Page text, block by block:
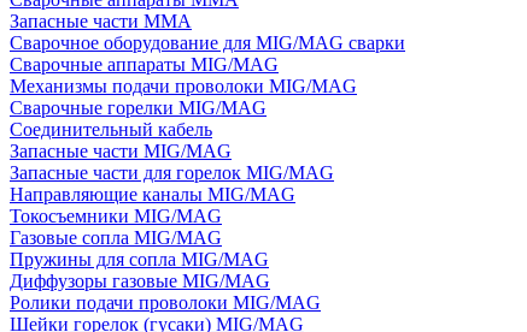
Запасные части MMA
Сварочное оборудование для MIG/MAG сварки
Сварочные аппараты MIG/MAG
Механизмы подачи проволоки MIG/MAG
Сварочные горелки MIG/MAG
Соединительный кабель
Запасные части MIG/MAG
Запасные части для горелок MIG/MAG
Направляющие каналы MIG/MAG
Токосъемники MIG/MAG
Газовые сопла MIG/MAG
Пружины для сопла MIG/MAG
Диффузоры газовые MIG/MAG
Ролики подачи проволоки MIG/MAG
Шейки горелок (гусаки) MIG/MAG